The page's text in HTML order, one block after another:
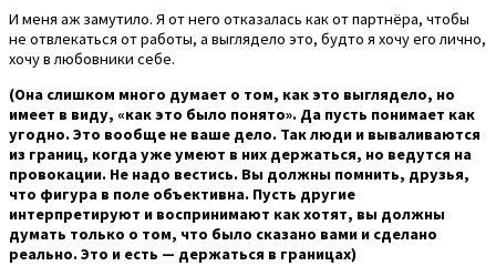
И меня аж замутило. Я от него отказалась как от партнёра, чтобы
не отвлекаться от работы, а выглядело это, будто я хочу его лично,
хочу в любовники себе.
(Она слишком много думает о том, как это выглядело, но
имеет в виду, «как это было понято». Да пусть понимает как
угодно. Это вообще не ваше дело. Так люди и вываливаются
из границ, когда уже умеют в них держаться, но ведутся на
провокации. Не надо вестись. Вы должны помнить, друзья,
что фигура в поле объективна. Пусть другие
интерпретируют и воспринимают как хотят, вы должны
думать только о том, что было сказано вами и сделано
реально. Это и есть — держаться в границах)